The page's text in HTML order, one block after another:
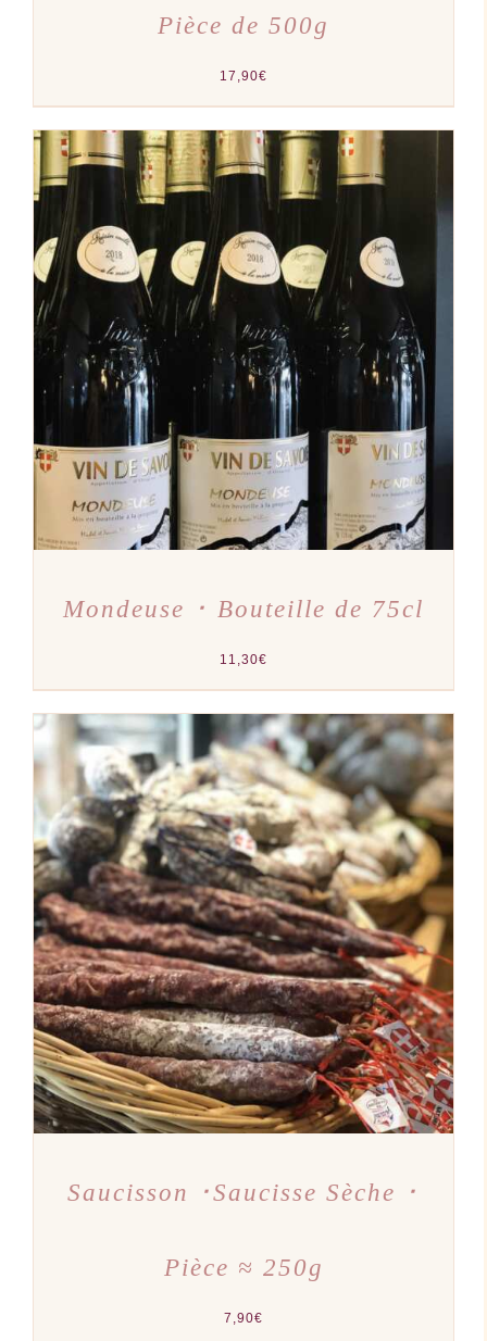
Pièce de 500g
17,90€
AJOUTER AU PANIER
DÉTAILS
Mondeuse ･ Bouteille de 75cl
11,30€
AJOUTER AU PANIER
/
DÉTAILS
Saucisson ･Saucisse Sèche ･
Pièce ≈ 250g
7,90€